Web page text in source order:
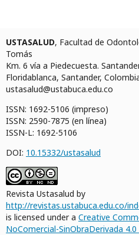
USTASALUD, Facultad de
Tomás
Km. 6 vía a Piedecuesta.
Floridablanca, Santander,
ustasalud@ustabuca.edu.co
ISSN: 1692-5106 (impreso)
ISSN: 2590-7875 (en línea)
ISSN-L: 1692-5106
DOI: 10.15332/ustasalud
Revista Ustasalud by
http://revistas.ustabuca.edu.co/
is licensed under a Creative
NoComercial-SinObraDerivada